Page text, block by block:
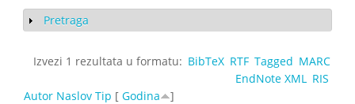
Show
Pretraga
Izvezi 1 rezultata u formatu: BibTeX RTF Tagged MARC
EndNote XML
RIS
Autor Naslov Tip [ Godina
]